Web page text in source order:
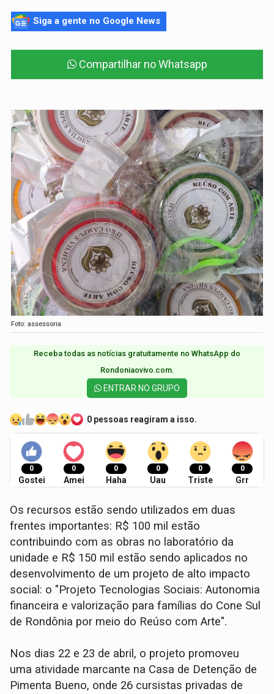
Siga a gente no Google News
Compartilhar no Whatsapp
Foto: assessoria
Receba todas as notícias gratuitamente no WhatsApp do
Rondoniaovivo.com.​
ENTRAR NO GRUPO
0 pessoas reagiram a isso.
0
Gostei
0
Amei
0
Haha
0
Uau
0
Triste
0
Grr
Os recursos estão sendo utilizados em duas
frentes importantes: R$ 100 mil estão
contribuindo com as obras no laboratório da
unidade e R$ 150 mil estão sendo aplicados no
desenvolvimento de um projeto de alto impacto
social: o "Projeto Tecnologias Sociais: Autonomia
financeira e valorização para famílias do Cone Sul
de Rondônia por meio do Reúso com Arte".
Nos dias 22 e 23 de abril, o projeto promoveu
uma atividade marcante na Casa de Detenção de
Pimenta Bueno, onde 26 cursistas privadas de